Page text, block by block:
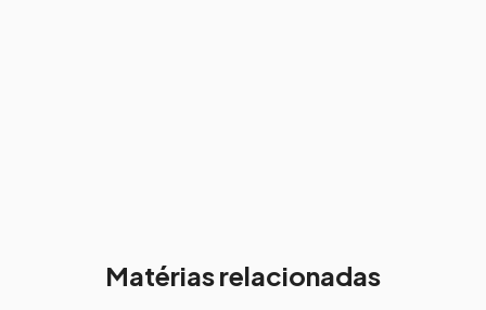
Matérias relacionadas